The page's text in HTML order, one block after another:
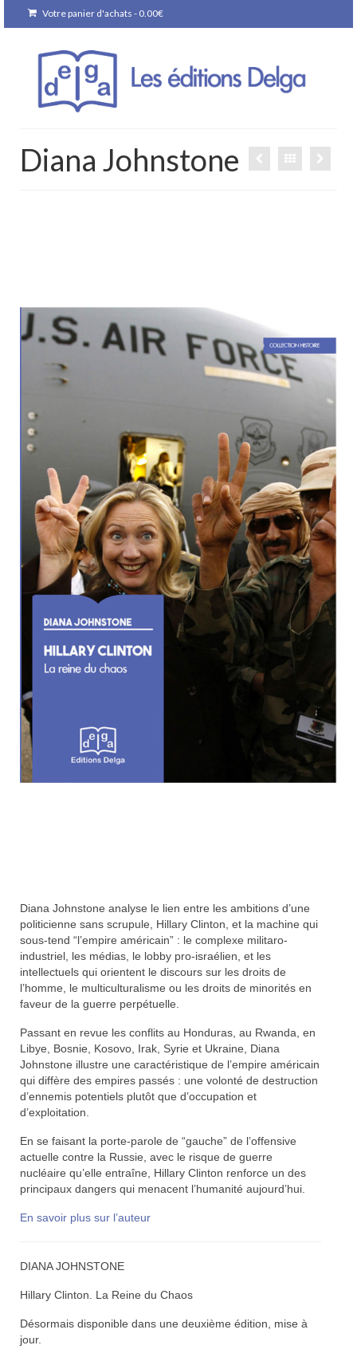
Votre panier d'achats - 0.00€
Diana Johnstone
Diana Johnstone analyse le lien entre les ambitions d’une
politicienne sans scrupule, Hillary Clinton, et la machine qui
sous-tend “l’empire américain” : le complexe militaro-
industriel, les médias, le lobby pro-israélien, et les
intellectuels qui orientent le discours sur les droits de
l’homme, le multiculturalisme ou les droits de minorités en
faveur de la guerre perpétuelle.
Passant en revue les conflits au Honduras, au Rwanda, en
Libye, Bosnie, Kosovo, Irak, Syrie et Ukraine, Diana
Johnstone illustre une caractéristique de l’empire américain
qui diffère des empires passés : une volonté de destruction
d’ennemis potentiels plutôt que d’occupation et
d’exploitation.
En se faisant la porte-parole de “gauche” de l’offensive
actuelle contre la Russie, avec le risque de guerre
nucléaire qu’elle entraîne, Hillary Clinton renforce un des
principaux dangers qui menacent l’humanité aujourd’hui.
En savoir plus sur l’auteur
DIANA JOHNSTONE
Hillary Clinton. La Reine du Chaos
Désormais disponible dans une deuxième édition, mise à
jour.